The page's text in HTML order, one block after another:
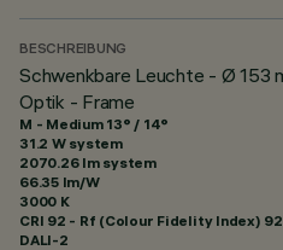
BESCHREIBUNG
Schwenkbare Leuchte - Ø 153
Optik - Frame
M - Medium 13° / 14°
31.2 W system
2070.26 lm system
66.35 lm/W
3000 K
CRI 92 - Rf (Colour Fidelity Index)
DALI-2